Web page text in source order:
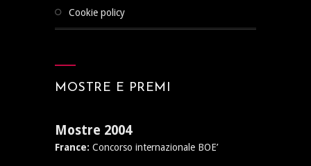
cookie policy
MOSTRE E PREMI
Mostre 2004
France: Concorso internazionale BOE’